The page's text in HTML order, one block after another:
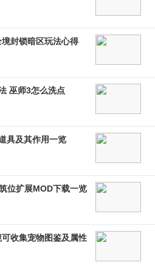
封锁暗区玩法心得
巫师3怎么洗点
具及其作用一览
位扩展MOD下载一览
收集宠物图鉴及属性